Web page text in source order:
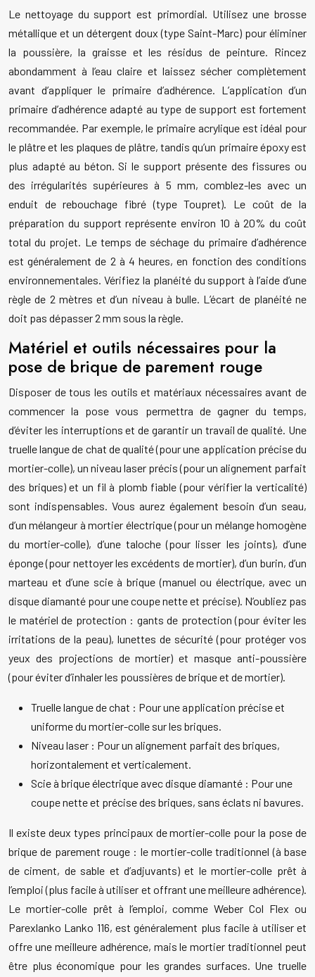
Le nettoyage du support est primordial. Utilisez une brosse
métallique et un détergent doux (type Saint-Marc) pour éliminer
la poussière, la graisse et les résidus de peinture. Rincez
abondamment à l’eau claire et laissez sécher complètement
avant d’appliquer le primaire d’adhérence. L’application d’un
primaire d’adhérence adapté au type de support est fortement
recommandée. Par exemple, le primaire acrylique est idéal pour
le plâtre et les plaques de plâtre, tandis qu’un primaire époxy est
plus adapté au béton. Si le support présente des fissures ou
des irrégularités supérieures à 5 mm, comblez-les avec un
enduit de rebouchage fibré (type Toupret). Le coût de la
préparation du support représente environ 10 à 20% du coût
total du projet. Le temps de séchage du primaire d’adhérence
est généralement de 2 à 4 heures, en fonction des conditions
environnementales. Vérifiez la planéité du support à l’aide d’une
règle de 2 mètres et d’un niveau à bulle. L’écart de planéité ne
doit pas dépasser 2 mm sous la règle.
Matériel et outils nécessaires pour la
pose de brique de parement rouge
Disposer de tous les outils et matériaux nécessaires avant de
commencer la pose vous permettra de gagner du temps,
d’éviter les interruptions et de garantir un travail de qualité. Une
truelle langue de chat de qualité (pour une application précise du
mortier-colle), un niveau laser précis (pour un alignement parfait
des briques) et un fil à plomb fiable (pour vérifier la verticalité)
sont indispensables. Vous aurez également besoin d’un seau,
d’un mélangeur à mortier électrique (pour un mélange homogène
du mortier-colle), d’une taloche (pour lisser les joints), d’une
éponge (pour nettoyer les excédents de mortier), d’un burin, d’un
marteau et d’une scie à brique (manuel ou électrique, avec un
disque diamanté pour une coupe nette et précise). N’oubliez pas
le matériel de protection : gants de protection (pour éviter les
irritations de la peau), lunettes de sécurité (pour protéger vos
yeux des projections de mortier) et masque anti-poussière
(pour éviter d’inhaler les poussières de brique et de mortier).
Truelle langue de chat : Pour une application précise et
uniforme du mortier-colle sur les briques.
Niveau laser : Pour un alignement parfait des briques,
horizontalement et verticalement.
Scie à brique électrique avec disque diamanté : Pour une
coupe nette et précise des briques, sans éclats ni bavures.
Il existe deux types principaux de mortier-colle pour la pose de
brique de parement rouge : le mortier-colle traditionnel (à base
de ciment, de sable et d’adjuvants) et le mortier-colle prêt à
l’emploi (plus facile à utiliser et offrant une meilleure adhérence).
Le mortier-colle prêt à l’emploi, comme Weber Col Flex ou
Parexlanko Lanko 116, est généralement plus facile à utiliser et
offre une meilleure adhérence, mais le mortier traditionnel peut
être plus économique pour les grandes surfaces. Une truelle